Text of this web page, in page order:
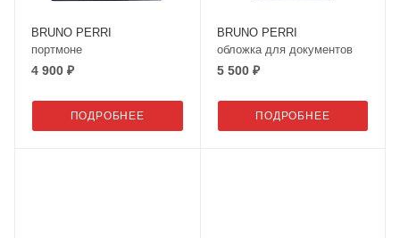
BRUNO PERRI
портмоне
4 900 ₽
ПОДРОБНЕЕ
BRUNO PERRI
обложка для документов
5 500 ₽
ПОДРОБНЕЕ